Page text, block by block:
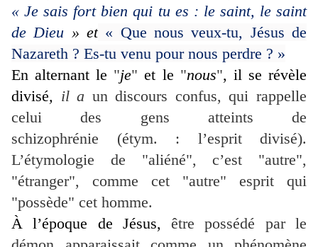
« Je sais fort bien qui tu es : le saint, le saint
de Dieu » et « Que nous veux-tu, Jésus de
Nazareth ? Es-tu venu pour nous perdre ? »
En alternant le "je" et le "nous", il se révèle
divisé, il a un discours confus, qui rappelle
celui des gens atteints de
schizophrénie (étym. : l’esprit divisé).
L’étymologie de "aliéné", c’est "autre",
"étranger", comme cet "autre" esprit qui
"possède" cet homme.
À l’époque de Jésus, être possédé par le